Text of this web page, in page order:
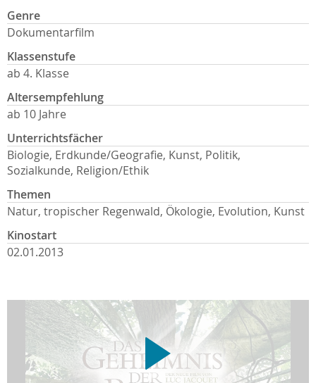
Genre
Dokumentarfilm
Klassenstufe
ab 4. Klasse
Altersempfehlung
ab 10 Jahre
Unterrichtsfächer
Biologie, Erdkunde/Geografie, Kunst, Politik,
Sozialkunde, Religion/Ethik
Themen
Natur, tropischer Regenwald, Ökologie, Evolution, Kunst
Kinostart
02.01.2013